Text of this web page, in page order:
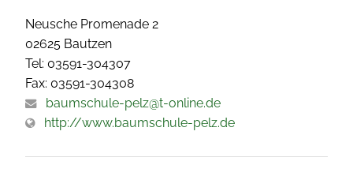
Neusche Promenade 2
02625 Bautzen
Tel: 03591-304307
Fax: 03591-304308
baumschule-pelz@t-online.de
http://www.baumschule-pelz.de